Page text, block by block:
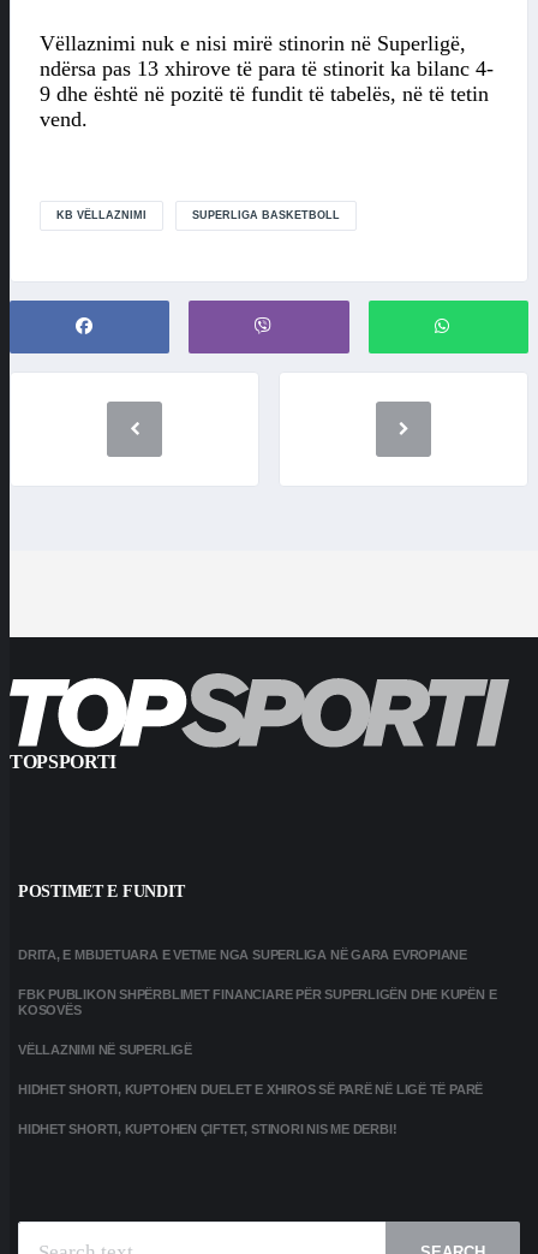
Vëllaznimi nuk e nisi mirë stinorin në Superligë,
ndërsa pas 13 xhirove të para të stinorit ka bilanc 4-
9 dhe është në pozitë të fundit të tabelës, në të tetin
vend.
KB VËLLAZNIMI SUPERLIGA BASKETBOLL
TOPSPORTI
POSTIMET E FUNDIT
DRITA, E MBIJETUARA E VETME NGA SUPERLIGA NË GARA EVROPIANE
FBK PUBLIKON SHPËRBLIMET FINANCIARE PËR SUPERLIGËN DHE KUPËN E
KOSOVËS
VËLLAZNIMI NË SUPERLIGË
HIDHET SHORTI, KUPTOHEN DUELET E XHIROS SË PARË NË LIGË TË PARË
HIDHET SHORTI, KUPTOHEN ÇIFTET, STINORI NIS ME DERBI!